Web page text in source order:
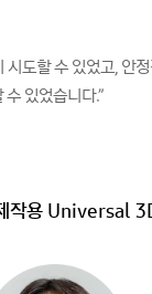
시도할 수 있었고, 안
있었습니다.”
작용 Universal